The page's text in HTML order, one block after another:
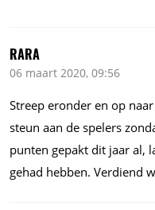
RARA
06 maart 2020, 09:56
Streep eronder en op
steun aan de spelers
punten gepakt dit jaar al,
gehad hebben. Verdiend